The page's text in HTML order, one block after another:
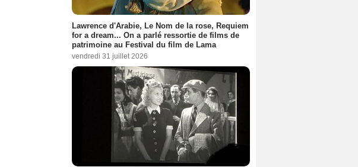
Lawrence d'Arabie, Le Nom de la rose, Requiem
for a dream... On a parlé ressortie de films de
patrimoine au Festival du film de Lama
vendredi 31 juillet 2026